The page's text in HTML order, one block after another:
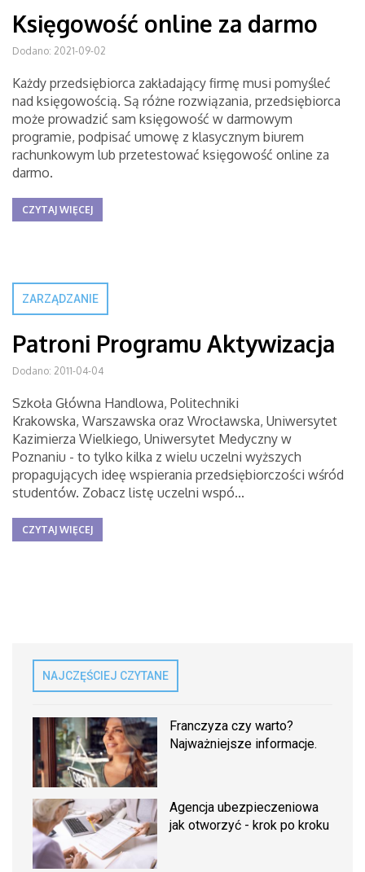
Księgowość online za darmo
Dodano: 2021-09-02
Każdy przedsiębiorca zakładający firmę musi pomyśleć
nad księgowością. Są różne rozwiązania, przedsiębiorca
może prowadzić sam księgowość w darmowym
programie, podpisać umowę z klasycznym biurem
rachunkowym lub przetestować księgowość online za
darmo.
CZYTAJ WIĘCEJ
ZARZĄDZANIE
Patroni Programu Aktywizacja
Dodano: 2011-04-04
Szkoła Główna Handlowa, Politechniki
Krakowska, Warszawska oraz Wrocławska, Uniwersytet
Kazimierza Wielkiego, Uniwersytet Medyczny w
Poznaniu - to tylko kilka z wielu uczelni wyższych
propagujących ideę wspierania przedsiębiorczości wśród
studentów. Zobacz listę uczelni wspó...
CZYTAJ WIĘCEJ
NAJCZĘŚCIEJ CZYTANE
Franczyza czy warto?
Najważniejsze informacje.
Agencja ubezpieczeniowa
jak otworzyć - krok po kroku